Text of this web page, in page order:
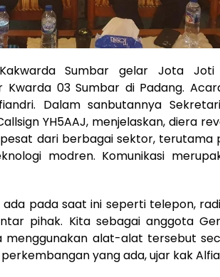
Sumbar gelar Jota
03 Sumbar di Padang.
Dalam sanbutannya
YH5AAJ, menjelaskan, diera
dari berbagai sektor, terutama
modren. Komunikasi
pada saat ini seperti telepon,
pihak. Kita sebagai anggota
menggunakan alat-alat tersebut
yang ada, ujar kak